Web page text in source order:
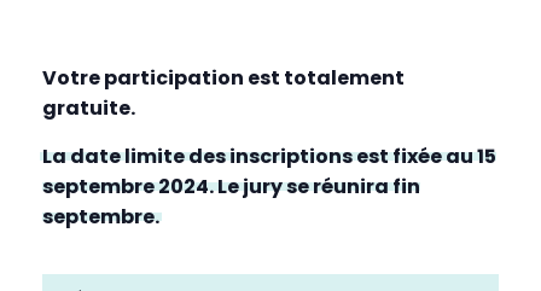
Votre participation est totalement
gratuite.
La date limite des inscriptions est fixée au 15
septembre 2024. Le jury se réunira fin
septembre.